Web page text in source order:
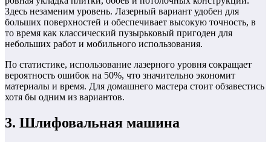
Здесь незаменим уровень. Лазерный вариант удобен для
больших поверхностей и обеспечивает высокую точность, в
то время как классический пузырьковый пригоден для
небольших работ и мобильного использования.
По статистике, использование лазерного уровня сокращает
вероятность ошибок на 50%, что значительно экономит
материалы и время. Для домашнего мастера стоит обзавестись
хотя бы одним из вариантов.
3. Шлифовальная машина